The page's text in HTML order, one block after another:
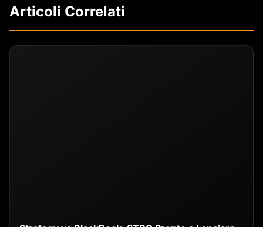
Articoli Correlati